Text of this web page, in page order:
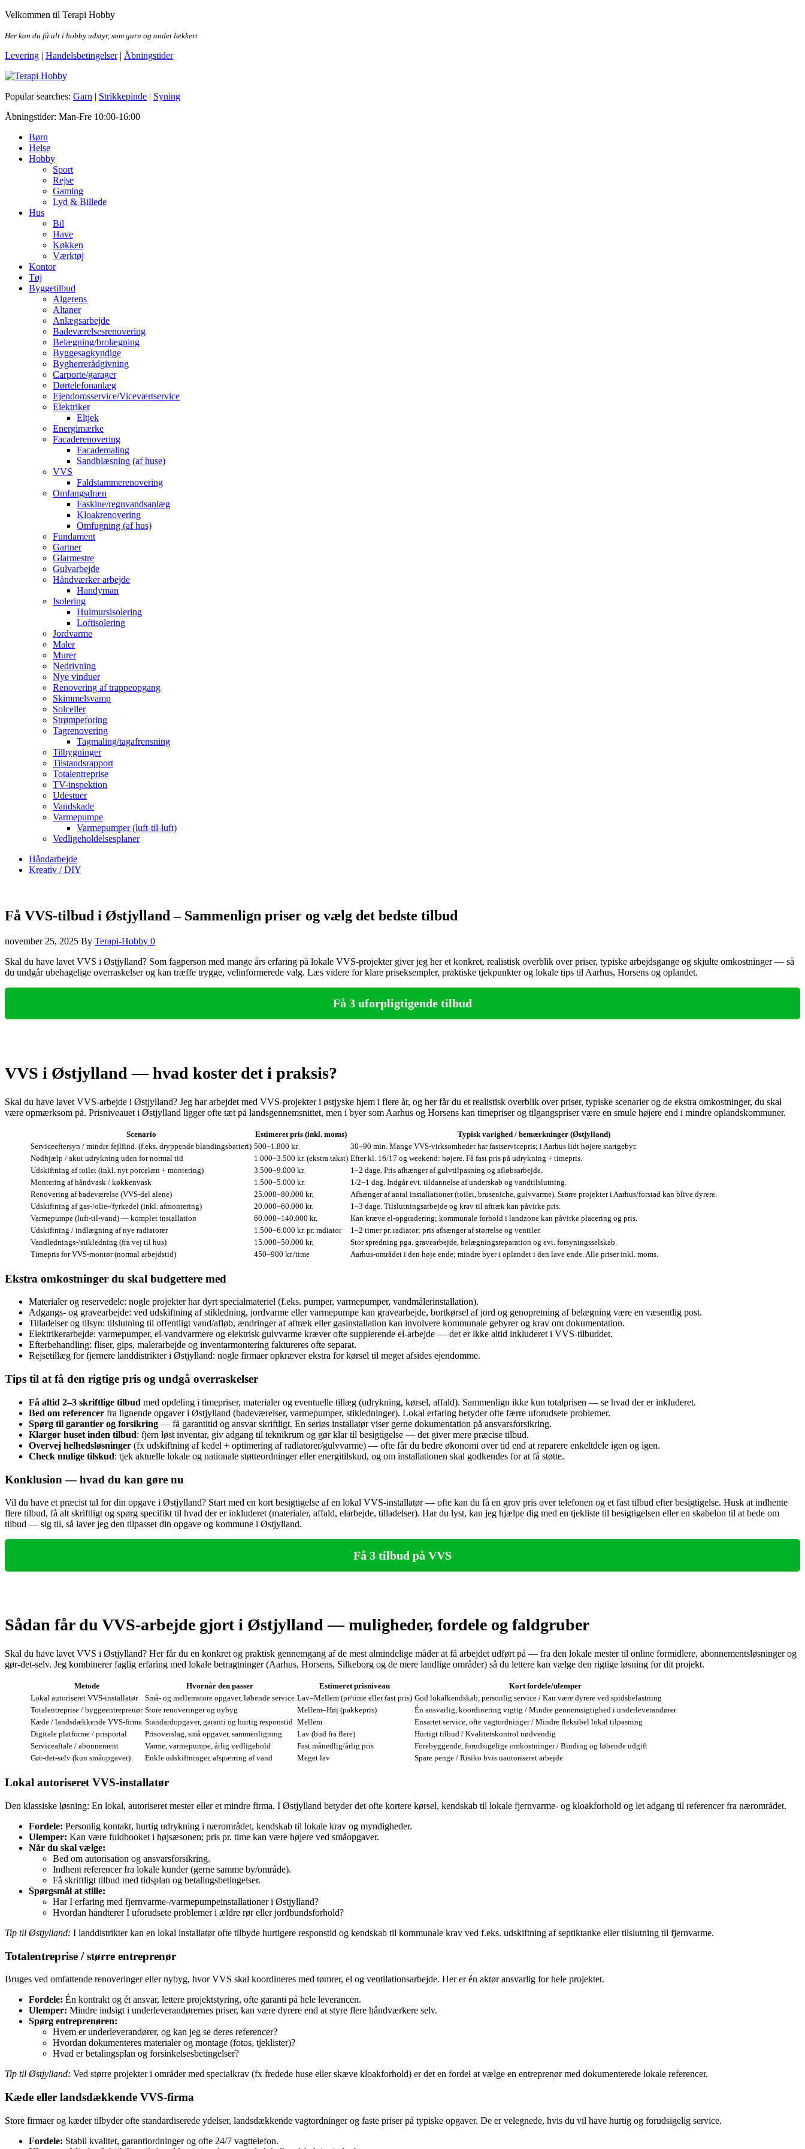
Skip
the
Velkommen til Terapi Hobby
Her kan du få alt i hobby udstyr, som garn og andet lækkert
Levering | Handelsbetingelser| Åbningstider
Terapi Hobby
Popular searches: Garn | Strikkepinde | Syning
Åbningstider: Man-Fre 10:00-16:00
Børn
Helse
Hobby
Sport
Rejse
Gaming
Lyd & Billede
Hus
Bil
Have
Køkken
Værktøj
Kontor
Tøj
Byggetilbud
Algerens
Altaner
Anlægsarbejde
Badeværelsesrenovering
Belægning/brolægning
Byggesagkyndige
Bygherrerådgivning
Carporte/garager
Dørtelefonanlæg
Ejendomsservice/Viceværtservice
Elektriker
Eltjek
Energimærke
Facaderenovering
Facademaling
Sandblæsning (af huse)
VVS
Faldstammerenovering
Omfangsdræn
Faskine/regnvandsanlæg
Kloakrenovering
Omfugning (af hus)
Fundament
Gartner
Glarmestre
Gulvarbejde
Håndværker arbejde
Handyman
Isolering
Hulmursisolering
Loftisolering
Jordvarme
Maler
Murer
Nedrivning
Nye vinduer
Renovering af trappeopgang
Skimmelsvamp
Solceller
Strømpeforing
Tagrenovering
Tagmaling/tagafrensning
Tilbygninger
Tilstandsrapport
Totalentreprise
TV-inspektion
Udestuer
Vandskade
Varmepumpe
Varmepumper (luft-til-luft)
Vedligeholdelsesplaner
Håndarbejde
Kreativ / DIY
Få VVS-tilbud i Østjylland – Sammenlign priser og vælg det bedste tilbud
november 25, 2025 By Terapi-Hobby 0
Skal du have lavet VVS i Østjylland? Som fagperson med mange års erfaring på lokale VVS‑projekter giver jeg her et konkret, realistisk overblik over priser, typiske arbejdsgange og skjulte omkostninger — så
du undgår ubehagelige overraskelser og kan træffe trygge, velinformerede valg. Læs videre for klare priseksempler, praktiske tjekpunkter og lokale tips til Aarhus, Horsens og oplandet.
Få 3 uforpligtigende tilbud
VVS i Østjylland — hvad koster det i praksis?
Skal du have lavet VVS‑arbejde i Østjylland? Jeg har arbejdet med VVS‑projekter i østjyske hjem i flere år, og her får du et realistisk overblik over priser, typiske scenarier og de ekstra omkostninger, du skal
være opmærksom på. Prisniveauet i Østjylland ligger ofte tæt på landsgennemsnittet, men i byer som Aarhus og Horsens kan timepriser og tilgangspriser være en smule højere end i mindre oplandskommuner.
Scenario Estimeret pris (inkl. moms)
Typisk varighed / bemærkninger (Østjylland)
Serviceeftersyn / mindre fejlfind. (f.eks. dryppende blandingsbatteri) 500–1.800 kr.
30–90 min. Mange VVS‑virksomheder har fastservicepris; i Aarhus lidt højere startgebyr.
Nødhjælp / akut udrykning uden for normal tid
1.000–3.500 kr. (ekstra takst) Efter kl. 16/17 og weekend: højere. Få fast pris på udrykning + timepris.
Udskiftning af toilet (inkl. nyt porcelæn + montering)
3.500–9.000 kr.
1–2 dage. Pris afhænger af gulvtilpasning og afløbsarbejde.
Montering af håndvask / køkkenvask
1.500–5.000 kr.
1/2–1 dag. Indgår evt. tildannelse af underskab og vandtilslutning.
Renovering af badeværelse (VVS‑del alene)
25.000–80.000 kr.
Afhænger af antal installationer (toilet, bruseniche, gulvvarme). Større projekter i Aarhus/forstad kan blive dyrere.
Udskiftning af gas-/olie-/fyrkedel (inkl. afmontering)
20.000–60.000 kr.
1–3 dage. Tilslutningsarbejde og krav til aftræk kan påvirke pris.
Varmepumpe (luft‑til‑vand) — komplet installation
60.000–140.000 kr.
Kan kræve el‑opgradering; kommunale forhold i landzone kan påvirke placering og pris.
Udskiftning / indlægning af nye radiatorer
1.500–6.000 kr. pr. radiator
1–2 timer pr. radiator; pris afhænger af størrelse og ventiler.
Vandlednings-/stikledning (fra vej til hus)
15.000–50.000 kr.
Stor spredning pga. gravearbejde, belægningsreparation og evt. forsyningsselskab.
Timepris for VVS‑montør (normal arbejdstid)
450–900 kr./time Aarhus-området i den høje ende; mindre byer i oplandet i den lave ende. Alle priser inkl. moms.
Ekstra omkostninger du skal budgettere med
Materialer og reservedele: nogle projekter har dyrt specialmateriel (f.eks. pumper, varmepumper, vandmålerinstallation).
Adgangs‑ og gravearbejde: ved udskiftning af stikledning, jordvarme eller varmepumpe kan gravearbejde, bortkørsel af jord og genopretning af belægning være en væsentlig post.
Tilladelser og tilsyn: tilslutning til offentligt vand/afløb, ændringer af aftræk eller gasinstallation kan involvere kommunale gebyrer og krav om dokumentation.
Elektrikerarbejde: varmepumper, el‑vandvarmere og elektrisk gulvvarme kræver ofte supplerende el‑arbejde — det er ikke altid inkluderet i VVS‑tilbuddet.
Efterbehandling: fliser, gips, malerarbejde og inventarmontering faktureres ofte separat.
Rejsetillæg for fjernere landdistrikter i Østjylland: nogle firmaer opkræver ekstra for kørsel til meget afsides ejendomme.
Tips til at få den rigtige pris og undgå overraskelser
Få altid 2–3 skriftlige tilbud med opdeling i timepriser, materialer og eventuelle tillæg (udrykning, kørsel, affald). Sammenlign ikke kun totalprisen — se hvad der er inkluderet.
Bed om referencer fra lignende opgaver i Østjylland (badeværelser, varmepumper, stikledninger). Lokal erfaring betyder ofte færre uforudsete problemer.
Spørg til garantier og forsikring — få garantitid og ansvar skriftligt. En seriøs installatør viser gerne dokumentation på ansvarsforsikring.
Klargør huset inden tilbud: fjern løst inventar, giv adgang til teknikrum og gør klar til besigtigelse — det giver mere præcise tilbud.
Overvej helhedsløsninger (fx udskiftning af kedel + optimering af radiatorer/gulvvarme) — ofte får du bedre økonomi over tid end at reparere enkeltdele igen og igen.
Check mulige tilskud: tjek aktuelle lokale og nationale støtteordninger eller energitilskud, og om installationen skal godkendes for at få støtte.
Konklusion — hvad du kan gøre nu
Vil du have et præcist tal for din opgave i Østjylland? Start med en kort besigtigelse af en lokal VVS‑installatør — ofte kan du få en grov pris over telefonen og et fast tilbud efter besigtigelse. Husk at indhente
flere tilbud, få alt skriftligt og spørg specifikt til hvad der er inkluderet (materialer, affald, elarbejde, tilladelser). Har du lyst, kan jeg hjælpe dig med en tjekliste til besigtigelsen eller en skabelon til at bede om
tilbud — sig til, så laver jeg den tilpasset din opgave og kommune i Østjylland.
Få 3 tilbud på VVS
Sådan får du VVS‑arbejde gjort i Østjylland — muligheder, fordele og faldgruber
Skal du have lavet VVS i Østjylland? Her får du en konkret og praktisk gennemgang af de mest almindelige måder at få arbejdet udført på — fra den lokale mester til online formidlere, abonnementsløsninger og
gør‑det‑selv. Jeg kombinerer faglig erfaring med lokale betragtninger (Aarhus, Horsens, Silkeborg og de mere landlige områder) så du lettere kan vælge den rigtige løsning for dit projekt.
Metode Hvornår den passer Estimeret prisniveau
Kort fordele/ulemper
Lokal autoriseret VVS‑installatør
Små‑ og mellemstore opgaver, løbende service Lav–Mellem (pr/time eller fast pris) God lokalkendskab, personlig service / Kan være dyrere ved spidsbelastning
Totalentreprise / byggeentreprenør Store renoveringer og nybyg Mellem–Høj (pakkepris)
Én ansvarlig, koordinering vigtig / Mindre gennemsigtighed i underleverandører
Kæde / landsdækkende VVS‑firma Standardopgaver, garanti og hurtig responstid Mellem
Ensartet service, ofte vagtordninger / Mindre fleksibel lokal tilpasning
Digitale platforme / prisportal
Prisoverslag, små opgaver, sammenligning Lav (bud fra flere)
Hurtigt tilbud / Kvalitetskontrol nødvendig
Serviceaftale / abonnement
Varme, varmepumpe, årlig vedligehold Fast månedlig/årlig pris
Forebyggende, forudsigelige omkostninger / Binding og løbende udgift
Gør‑det‑selv (kun småopgaver)
Enkle udskiftninger, afspærring af vand Meget lav Spare penge / Risiko hvis uautoriseret arbejde
Lokal autoriseret VVS‑installatør
Den klassiske løsning: En lokal, autoriseret mester eller et mindre firma. I Østjylland betyder det ofte kortere kørsel, kendskab til lokale fjernvarme‑ og kloakforhold og let adgang til referencer fra nærområdet.
Fordele: Personlig kontakt, hurtig udrykning i nærområdet, kendskab til lokale krav og myndigheder.
Ulemper: Kan være fuldbooket i højsæsonen; pris pr. time kan være højere ved småopgaver.
Når du skal vælge:
Bed om autorisation og ansvarsforsikring.
Indhent referencer fra lokale kunder (gerne samme by/område).
Få skriftligt tilbud med tidsplan og betalingsbetingelser.
Spørgsmål at stille:
Har I erfaring med fjernvarme-/varmepumpeinstallationer i Østjylland?
Hvordan håndterer I uforudsete problemer i ældre rør eller jordbundsforhold?
Tip til Østjylland: I landdistrikter kan en lokal installatør ofte tilbyde hurtigere responstid og kendskab til kommunale krav ved f.eks. udskiftning af septiktanke eller tilslutning til fjernvarme.
Totalentreprise / større entreprenør
Bruges ved omfattende renoveringer eller nybyg, hvor VVS skal koordineres med tømrer, el og ventilationsarbejde. Her er én aktør ansvarlig for hele projektet.
Fordele: Én kontrakt og ét ansvar, lettere projektstyring, ofte garanti på hele leverancen.
Ulemper: Mindre indsigt i underleverandørernes priser, kan være dyrere end at styre flere håndværkere selv.
Spørg entreprenøren:
Hvem er underleverandører, og kan jeg se deres referencer?
Hvordan dokumenteres materialer og montage (fotos, tjeklister)?
Hvad er betalingsplan og forsinkelsesbetingelser?
Tip til Østjylland: Ved større projekter i områder med specialkrav (fx fredede huse eller skæve kloakforhold) er det en fordel at vælge en entreprenør med dokumenterede lokale referencer.
Kæde eller landsdækkende VVS‑firma
Store firmaer og kæder tilbyder ofte standardiserede ydelser, landsdækkende vagtordninger og faste priser på typiske opgaver. De er velegnede, hvis du vil have hurtig og forudsigelig service.
Fordele: Stabil kvalitet, garantiordninger og ofte 24/7 vagttelefon.